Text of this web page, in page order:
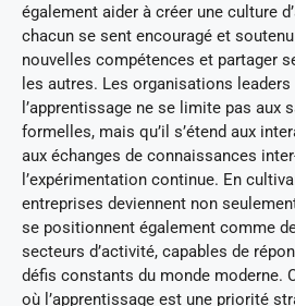
également aider à créer une culture
chacun se sent encouragé et
nouvelles compétences et partager
les autres. Les organisations
l’apprentissage ne se limite pas aux
formelles, mais qu’il s’étend aux
aux échanges de connaissances
l’expérimentation continue. En
entreprises deviennent non
se positionnent également comme
secteurs d’activité, capables de
défis constants du monde moderne.
où l’apprentissage est une priorité